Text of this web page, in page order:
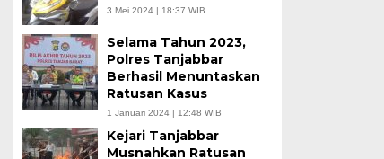
TUNGKAL ULU, JN – Wajah sektor pertanian di
bergeser ke…
3 Mei 2024 | 18:37 WIB
Selama Tahun 2023,
Polres Tanjabbar
Berhasil Menuntaskan
Ratusan Kasus
1 Januari 2024 | 12:48 WIB
Kejari Tanjabbar
Musnahkan Ratusan